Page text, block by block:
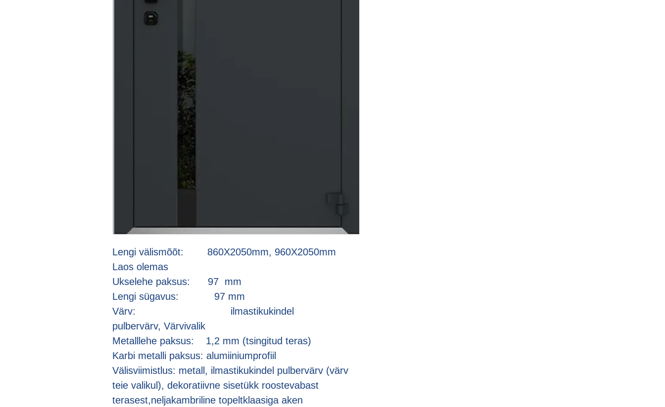
Lengi välismõõt: 860X2050mm, 960X2050mm
Laos olemas
Ukselehe paksus: 97 mm
Lengi sügavus: 97 mm
Värv: ilmastikukindel
pulbervärv, Värvivalik
Metalllehe paksus: 1,2 mm (tsingitud teras)
Karbi metalli paksus: alumiiniumprofiil
Välisviimistlus: metall, ilmastikukindel pulbervärv (värv
teie valikul), dekoratiivne sisetükk roostevabast
terasest,neljakambriline topeltklaasiga aken